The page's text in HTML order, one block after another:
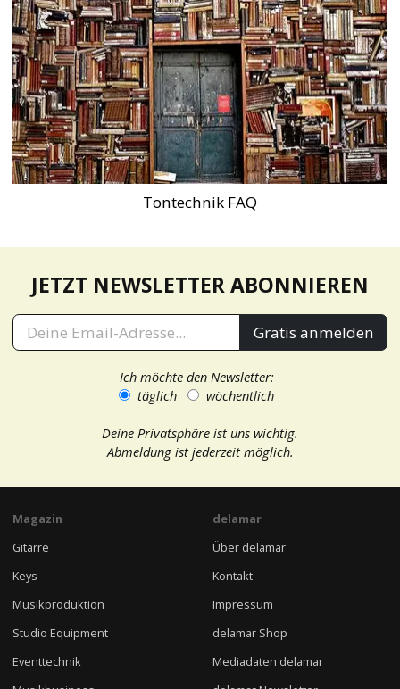
Tontechnik FAQ
JETZT NEWSLETTER ABONNIEREN
Gratis anmelden
Ich möchte den Newsletter:
täglich
wöchentlich
Deine Privatsphäre ist uns wichtig.
Abmeldung ist jederzeit möglich.
Magazin
Gitarre
Keys
Musikproduktion
Studio Equipment
Eventtechnik
delamar
Über delamar
Kontakt
Impressum
delamar Shop
Mediadaten delamar